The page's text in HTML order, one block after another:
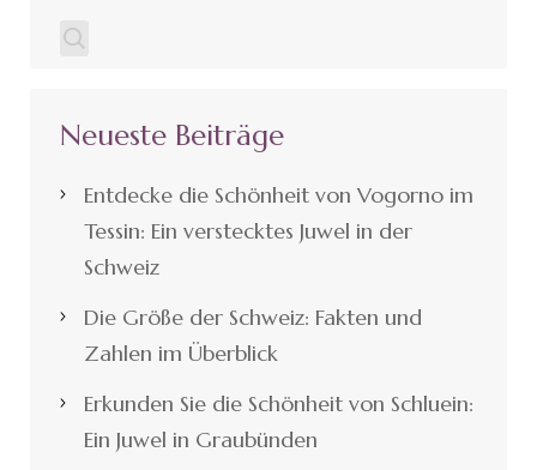
Neueste Beiträge
Entdecke die Schönheit von Vogorno im
Tessin: Ein verstecktes Juwel in der
Schweiz
Die Größe der Schweiz: Fakten und
Zahlen im Überblick
Erkunden Sie die Schönheit von Schluein:
Ein Juwel in Graubünden